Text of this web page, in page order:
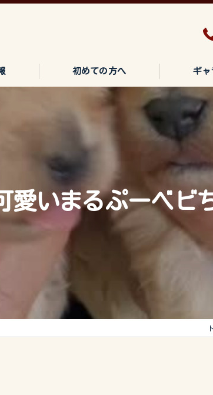
初めての方へ ギャ
愛いまるぷーベビ